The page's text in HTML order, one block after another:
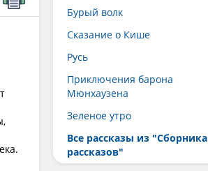
Бурый волк
Сказание о Кише
Русь
Приключения барона
Мюнхаузена
Зеленое утро
Все рассказы из "Сборника
рассказов"